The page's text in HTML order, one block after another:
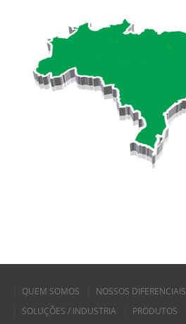
QUEM SOMOS
NOSSOS DIFERENCIAIS
SOLUÇÕES / INDUSTRIA
PRODUTOS